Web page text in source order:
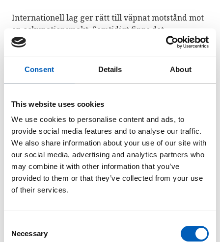
Consent Details About
This website uses cookies
We use cookies to personalise content and ads, to
provide social media features and to analyse our traffic.
We also share information about your use of our site with
our social media, advertising and analytics partners who
may combine it with other information that you’ve
provided to them or that they’ve collected from your use
of their services.
Necessary
Internationell lag ger rätt till väpnat motstånd mot
en ockupationsmakt. Samtidigt finns det
restriktioner för vad som kan betraktas som lagligt
angripa civila. Palestinska organisationer, som PLO
och Hamas, har haft stora svårigheter att
samarbeta. I praktiken styr Hamas på Gazaremsan
och Fatah på Västbanken.